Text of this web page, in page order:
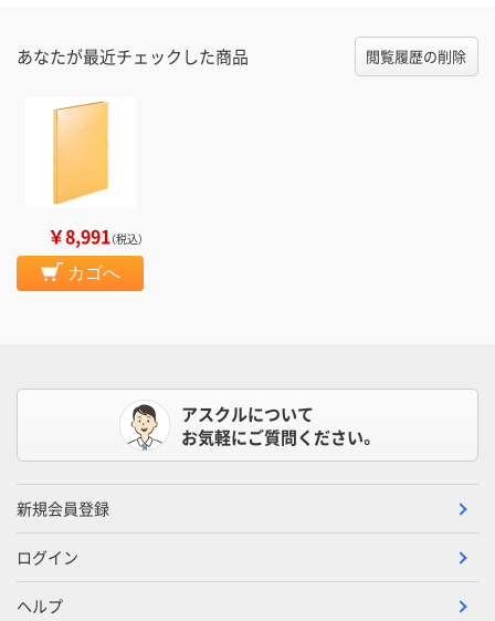
あなたが最近チェックした商品 閲覧履歴の削除
￥8,991（税込）
カゴへ
アスクルについて
お気軽にご質問ください。
新規会員登録
ログイン
ヘルプ